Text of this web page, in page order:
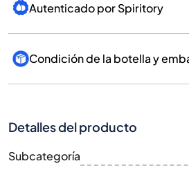
Autenticado por Spiritory
Condición de la botella y
Detalles del producto
Subcategoría